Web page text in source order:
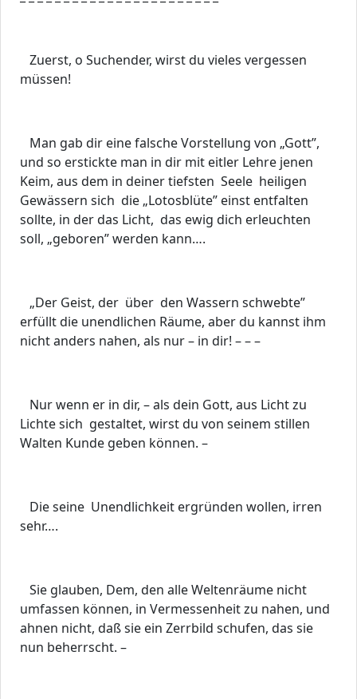
Zuerst, o Suchender, wirst du vieles vergessen
müssen!
Man gab dir eine falsche Vorstellung von „Gott”,
und so erstickte man in dir mit eitler Lehre jenen
Keim, aus dem in deiner tiefsten Seele heiligen
Gewässern sich die „Lotosblüte” einst entfalten
sollte, in der das Licht, das ewig dich erleuchten
soll, „geboren” werden kann….
„Der Geist, der über den Wassern schwebte”
erfüllt die unendlichen Räume, aber du kannst ihm
nicht anders nahen, als nur – in dir! – – –
Nur wenn er in dir, – als dein Gott, aus Licht zu
Lichte sich gestaltet, wirst du von seinem stillen
Walten Kunde geben können. –
Die seine Unendlichkeit ergründen wollen, irren
sehr….
Sie glauben, Dem, den alle Weltenräume nicht
umfassen können, in Vermessenheit zu nahen, und
ahnen nicht, daß sie ein Zerrbild schufen, das sie
nun beherrscht. –